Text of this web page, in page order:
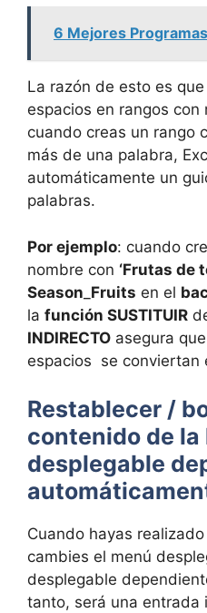
6 Mejores
La razón de esto es
espacios en rangos con
cuando creas un rango
más de una palabra,
automáticamente un
palabras.
Por ejemplo: cuando
nombre con ‘Frutas de
Season Fruits en el
la función SUSTITUIR
INDIRECTO asegura
espacios se conviertan
Restablecer /
contenido de la
desplegable
Cuando hayas
cambies el menú
desplegable
tanto, será una entrada